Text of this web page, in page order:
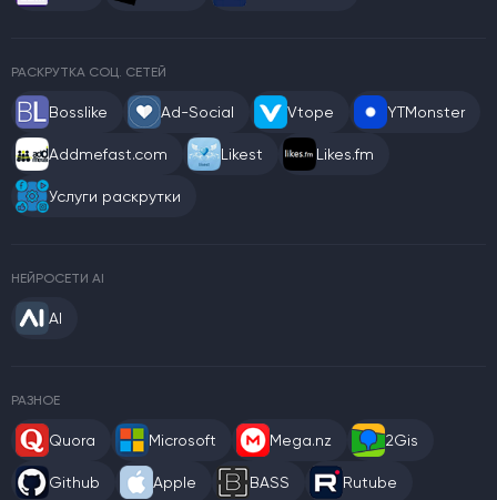
РАСКРУТКА СОЦ. СЕТЕЙ
Bosslike Ad-Social Vtope YTMonster
Addmefast.com Likest Likes.fm
Услуги раскрутки
НЕЙРОСЕТИ AI
AI
РАЗНОЕ
Quora Microsoft Mega.nz 2Gis
Github Apple BASS Rutube